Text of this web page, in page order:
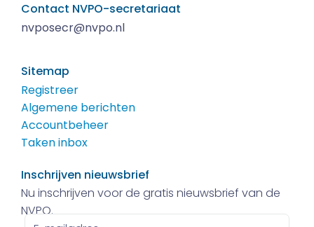
Contact NVPO-secretariaat
nvposecr@nvpo.nl
Sitemap
Registreer
Algemene berichten
Accountbeheer
Taken inbox
Inschrijven nieuwsbrief
Nu inschrijven voor de gratis nieuwsbrief van de
NVPO.
E-